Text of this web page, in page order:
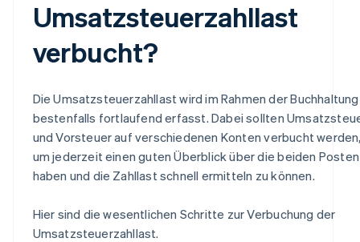
Umsatzsteuerzahllast
verbucht?
Die Umsatzsteuerzahllast wird im Rahmen der Buchhaltung
bestenfalls fortlaufend erfasst. Dabei sollten
und Vorsteuer auf verschiedenen Konten verbucht
um jederzeit einen guten Überblick über die beiden
haben und die Zahllast schnell ermitteln zu können.
Hier sind die wesentlichen Schritte zur Verbuchung der
Umsatzsteuerzahllast.